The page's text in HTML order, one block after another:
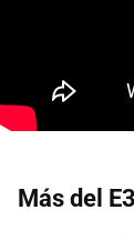
Más del